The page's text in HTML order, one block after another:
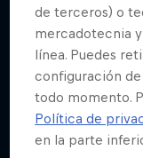
de terceros) o
mercadotecnia
línea. Puedes
configuración
todo momento.
Política de
en la parte